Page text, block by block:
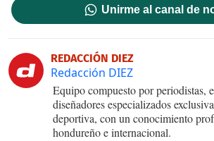
Unirme al canal de
REDACCIÓN DIEZ
Redacción DIEZ
Equipo compuesto por periodistas,
diseñadores especializados
deportiva, con un conocimiento
hondureño e internacional.